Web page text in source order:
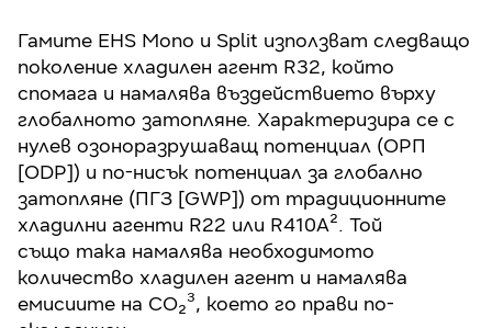
Гамите EHS Mono и Split използват следващо
поколение хладилен агент R32, който
спомага и намалява въздействието върху
глобалното затопляне. Характеризира се с
нулев озоноразрушаващ потенциал (ОРП
[ODP]) и по-нисък потенциал за глобално
затопляне (ПГЗ [GWP]) от традиционните
хладилни агенти R22 или R410A². Toй
също така намалява необходимото
количество хладилен агент и намалява
емисиите на CO₂³, което го прави по-